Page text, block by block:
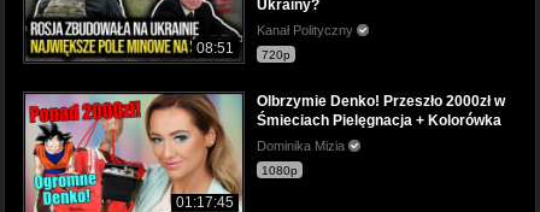
08:51
Ukrainy?
Kanał Polityczny
720p
01:17:45
Olbrzymie Denko! Przeszło 2000zł w
Śmieciach Pielęgnacja + Kolorówka
Dominika Mizia
1080p